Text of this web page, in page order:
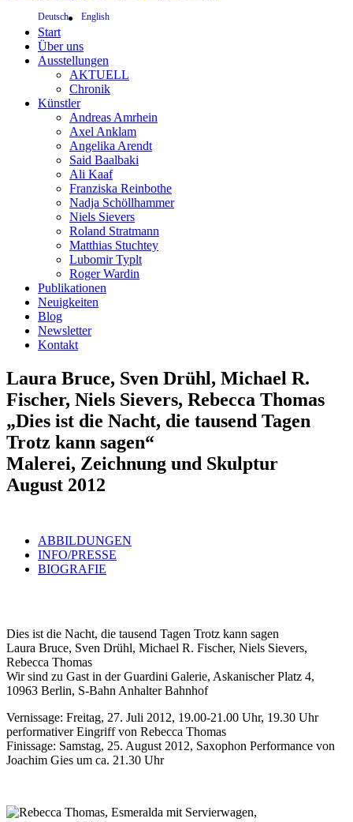
Deutsch English
Start
Über uns
Ausstellungen
AKTUELL
Chronik
Künstler
Andreas Amrhein
Axel Anklam
Angelika Arendt
Said Baalbaki
Ali Kaaf
Franziska Reinbothe
Nadja Schöllhammer
Niels Sievers
Roland Stratmann
Matthias Stuchtey
Lubomir Typlt
Roger Wardin
Publikationen
Neuigkeiten
Blog
Newsletter
Kontakt
Laura Bruce, Sven Drühl, Michael R.
Fischer, Niels Sievers, Rebecca Thomas
„Dies ist die Nacht, die tausend Tagen
Trotz kann sagen“
Malerei, Zeichnung und Skulptur
August 2012
ABBILDUNGEN
INFO/PRESSE
BIOGRAFIE
Dies ist die Nacht, die tausend Tagen Trotz kann sagen
Laura Bruce, Sven Drühl, Michael R. Fischer, Niels Sievers,
Rebecca Thomas
Wir sind zu Gast in der Guardini Galerie, Askanischer Platz 4,
10963 Berlin, S-Bahn Anhalter Bahnhof
Vernissage: Freitag, 27. Juli 2012, 19.00-21.00 Uhr, 19.30 Uhr
performativer Eingriff von Rebecca Thomas
Finissage: Samstag, 25. August 2012, Saxophon Performance von
Joachim Gies um ca. 21.30 Uhr